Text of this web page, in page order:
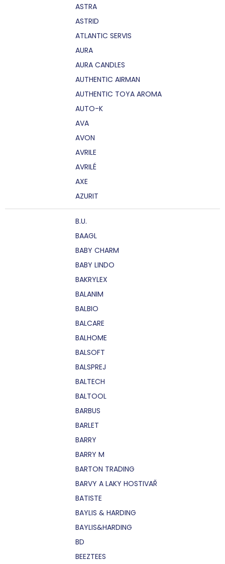
ASTRA
ASTRID
ATLANTIC SERVIS
AURA
AURA CANDLES
AUTHENTIC AIRMAN
AUTHENTIC TOYA AROMA
AUTO-K
AVA
AVON
AVRILE
AVRILÉ
AXE
AZURIT
B.U.
BAAGL
BABY CHARM
BABY LINDO
BAKRYLEX
BALANIM
BALBIO
BALCARE
BALHOME
BALSOFT
BALSPREJ
BALTECH
BALTOOL
BARBUS
BARLET
BARRY
BARRY M
BARTON TRADING
BARVY A LAKY HOSTIVAŘ
BATISTE
BAYLIS & HARDING
BAYLIS&HARDING
BD
BEEZTEES